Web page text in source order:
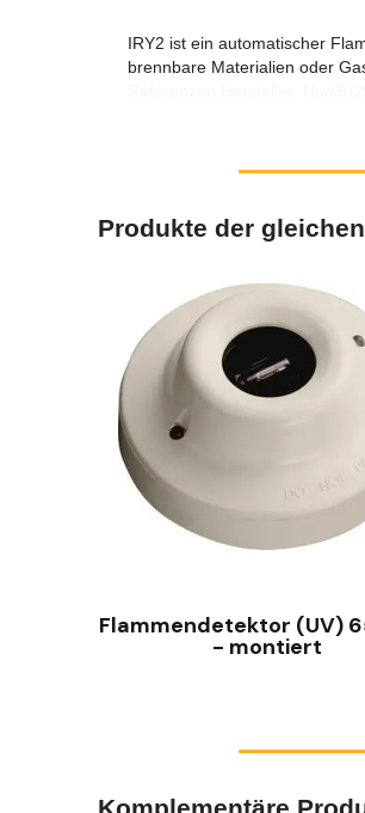
IRY2 ist ein automatischer
brennbare Materialien oder
Produkte der
SCHNELLANSICHT
Flammendetektor (UV)
- montiert